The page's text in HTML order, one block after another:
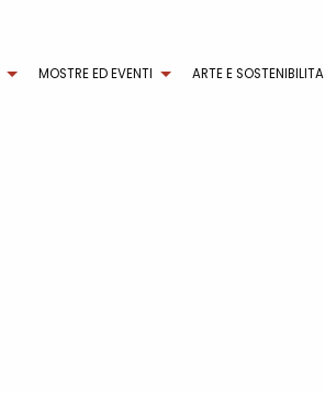
MOSTRE ED EVENTI ARTE E SOSTENIBILITA